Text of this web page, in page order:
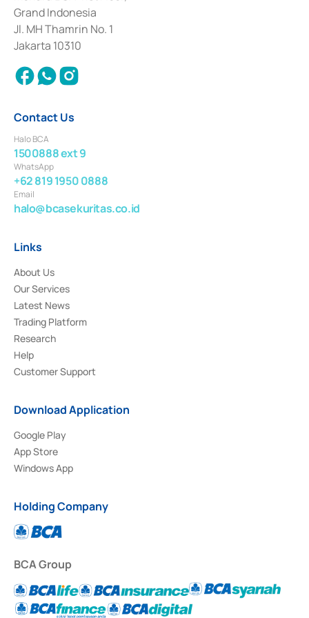
Deposit Transactions in the Money Market whose license was issued in
2017 and other business licenses from Bank Indonesia as a Supporting
Institution for the Issuance, Transaction, and Administration and
Settlement of Commercial Paper Transactions whose license was issued in
2018.
Grand Indonesia
Jl. MH Thamrin No. 1
Jakarta 10310
Contact Us
Halo BCA
1500888 ext 9
WhatsApp
+62 819 1950 0888
Email
halo@bcasekuritas.co.id
Links
About Us
Our Services
Latest News
Trading Platform
Research
Help
Customer Support
Download Application
Google Play
App Store
Windows App
Holding Company
BCA Group